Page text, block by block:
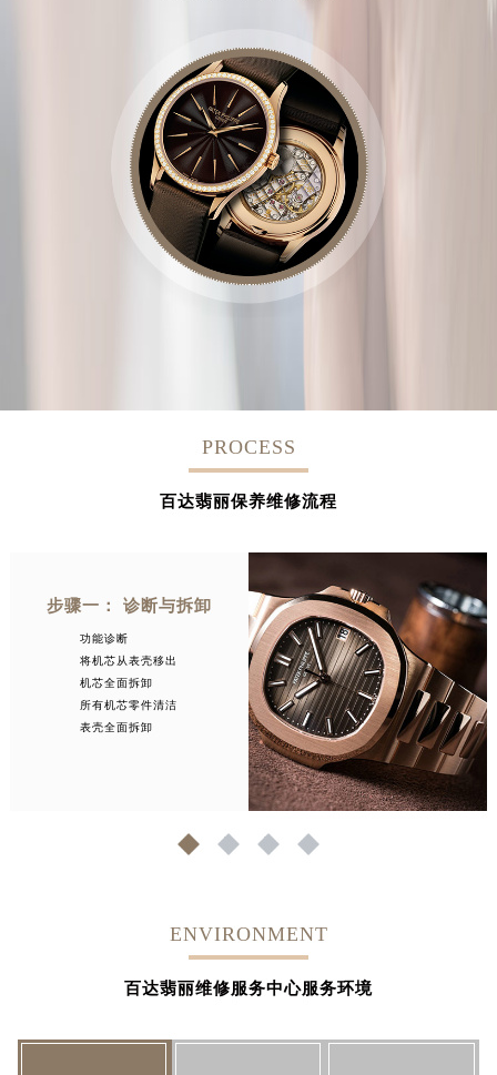
PROCESS
百达翡丽保养维修流程
步骤一： 诊断与拆卸
功能诊断
将机芯从表壳移出
机芯全面拆卸
所有机芯零件清洁
表壳全面拆卸
1 2 3 4
ENVIRONMENT
百达翡丽维修服务中心服务环境